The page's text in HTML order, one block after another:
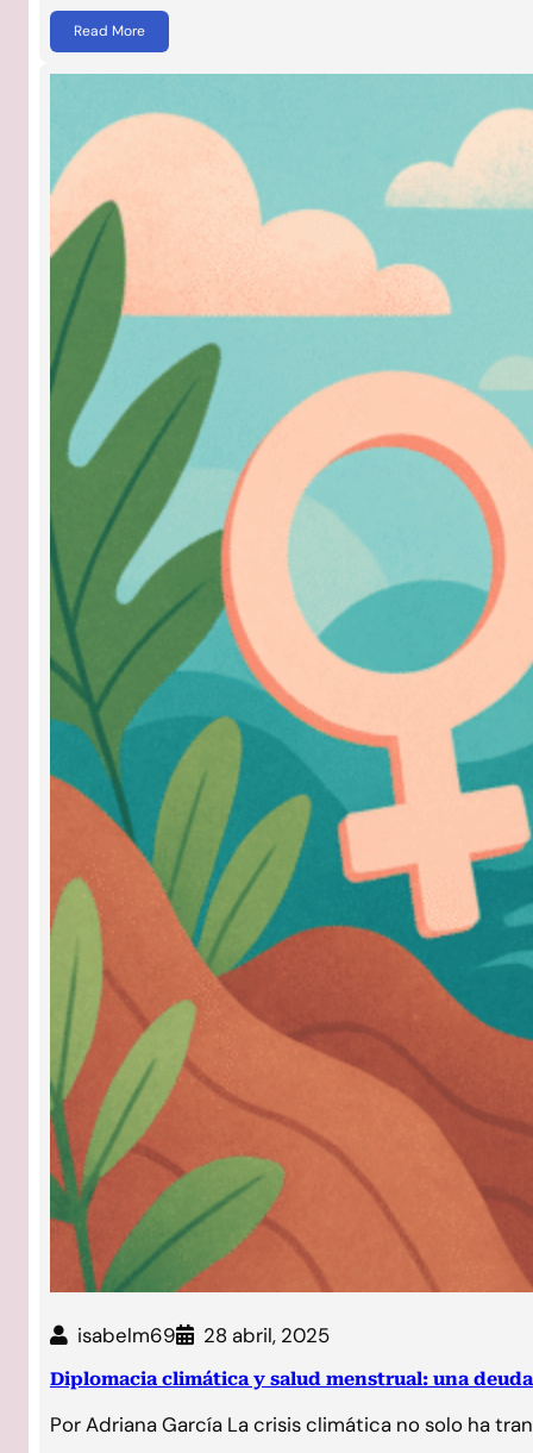
Read More
isabelm69 28 abril, 2025
Diplomacia climática y salud menstrual: una
Por Adriana García La crisis climática no solo ha